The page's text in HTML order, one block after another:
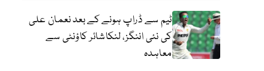
ٹیم سے ڈراپ ہونے کے بعد نعمان علی
کی نئی اننگز، لنکاشائر کاؤنٹی سے
معاہدہ